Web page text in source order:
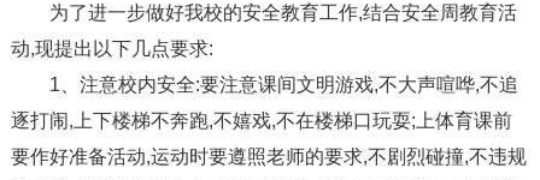
为了进一步做好我校的安全教育工作,结合安全周教育活
动,现提出以下几点要求:
1、注意校内安全:要注意课间文明游戏,不大声喧哗,不追
逐打闹,上下楼梯不奔跑,不嬉戏,不在楼梯口玩耍;上体育课前
要作好准备活动,运动时要遵照老师的要求,不剧烈碰撞,不违规